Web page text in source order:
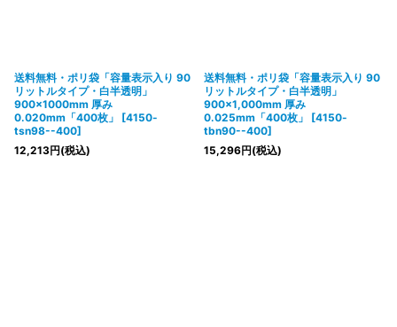
送料無料・ポリ袋「容量表示入り 90
リットルタイプ・白半透明」
900×1000mm 厚み
0.020mm「400枚」
[4150-
tsn98--400]
12,213円(税込)
送料無料・ポリ袋「容量表示入り 90
リットルタイプ・白半透明」
900×1,000mm 厚み
0.025mm「400枚」
[4150-
tbn90--400]
15,296円(税込)